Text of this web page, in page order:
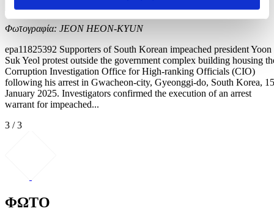
Φωτογραφία: JEON HEON-KYUN
epa11825392 Supporters of South Korean impeached president Yoon
Suk Yeol protest outside the government complex building housing
Corruption Investigation Office for High-ranking Officials (CIO)
following his arrest in Gwacheon-city, Gyeonggi-do, South Korea, 15
January 2025. Investigators confirmed the execution of an arrest
warrant for impeached...
3 / 3
ΦΩΤΟ